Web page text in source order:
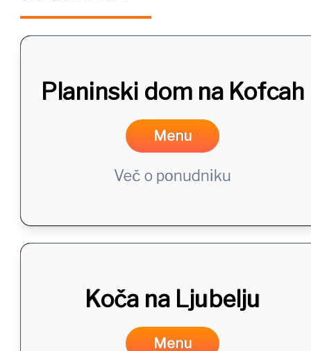
Planinski dom na Kofcah
Menu
Več o ponudniku
Koča na Ljubelju
Menu